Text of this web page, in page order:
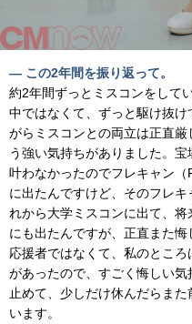
— この2年間を振り返って。
約2年間ずっとミスコンをして
中ではなくて、ずっと駆け抜
がらミスコンとの両立は正直
う強い気持ちがありました。
叶わなかったのでフレキャン（
に出たんですけど、そのフレ
れから大学ミスコンに出て、
にも出たんですが、正直また
応援者ではなくて、私のとこ
があったので、すごく悔しい
止めて、少しだけ休んだらま
います。